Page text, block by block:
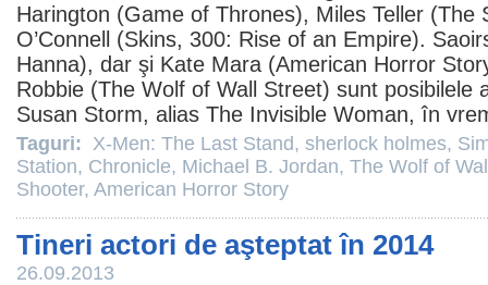
Harington (Game of Thrones), Miles Teller (The
O’Connell (Skins, 300: Rise of an Empire).
Hanna), dar şi Kate Mara (American Horror
Robbie (The Wolf of Wall Street) sunt posibilele
Susan Storm, alias The Invisible Woman, în
Taguri: X-Men: The Last Stand, sherlock holmes,
Station, Chronicle, Michael B. Jordan, The Wolf of
Shooter, American Horror Story
Tineri actori de aşteptat în 2014
26.09.2013